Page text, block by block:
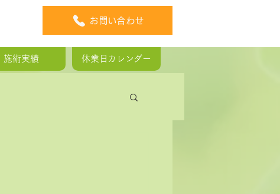
お問い合わせ
施術実績 休業日カレンダー